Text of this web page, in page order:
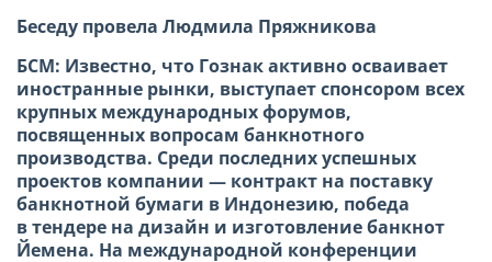
Беседу провела Людмила Пряжникова
БСМ: Известно, что Гознак активно осваивает
иностранные рынки, выступает спонсором всех
крупных международных форумов,
посвященных вопросам банкнотного
производства. Среди последних успешных
проектов компании — контракт на поставку
банкнотной бумаги в Индонезию, победа
в тендере на дизайн и изготовление банкнот
Йемена. На международной конференции